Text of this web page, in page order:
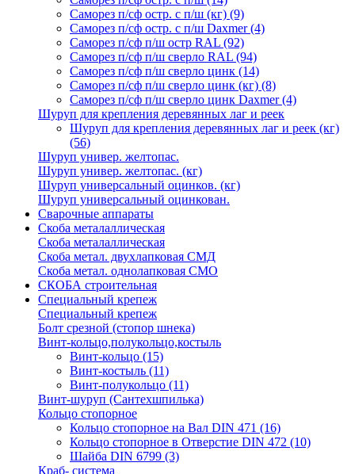
Саморез п/сф остр. с п/ш (кг) (9)
Саморез п/сф остр. с п/ш Daxmer(4)
Саморез п/сф п/ш остр RAL (92)
Саморез п/сф п/ш сверло RAL (94)
Саморез п/сф п/ш сверло цинк (14)
Саморез п/сф п/ш сверло цинк (кг) (8)
Саморез п/сф п/ш сверло цинк Daxmer(4)
Шуруп для крепления деревянных лаг и реек
Шуруп для крепления деревянных лаг и реек (кг)
(56)
Шуруп универ. желтопас.
Шуруп универ. желтопас. (кг)
Шуруп универсальный оцинков. (кг)
Шуруп универсальный оцинкован.
Сварочные аппараты
Скоба металаллическая
Скоба металаллическая
Скоба метал. двухлапковая СМД
Скоба метал. однолапковая СМО
СКОБА строительная
Специальный крепеж
Специальный крепеж
Болт срезной (стопор шнека)
Винт-кольцо,полукольцо,костыль
Винт-кольцо (15)
Винт-костыль (11)
Винт-полукольцо (11)
Винт-шуруп (Сантехшпилька)
Кольцо стопорное
Кольцо cтопорное на Вал DIN 471 (16)
Кольцо стопорное в Отверстие DIN 472 (10)
Шайба DIN 6799 (3)
Краб- система